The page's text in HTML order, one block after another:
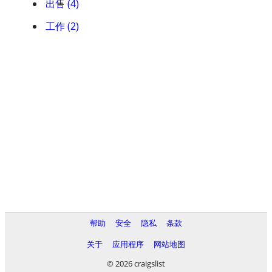
出售 (4)
工作 (2)
帮助 安全 隐私
条款
关于
应用程序
网站地图
© 2026 craigslist